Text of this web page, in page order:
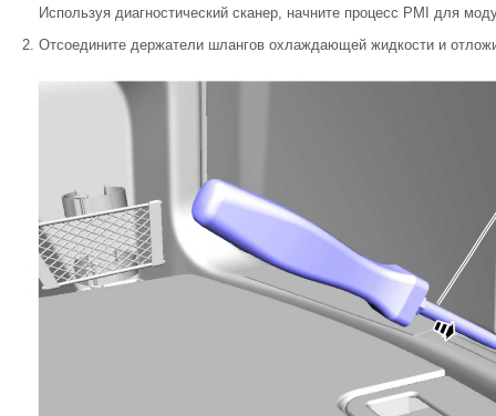
Используя диагностический сканер, начните процесс PMI для
Отсоедините держатели шлангов охлаждающей жидкости и